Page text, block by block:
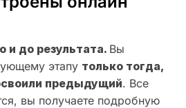
и до результата. Вы
этапу только тогда,
предыдущий. Все
вы получаете подробную